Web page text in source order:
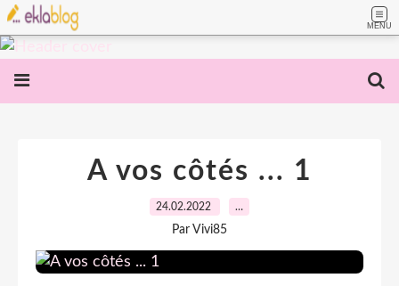
MENU
A vos côtés ... 1
24.02.2022 …
Par Vivi85